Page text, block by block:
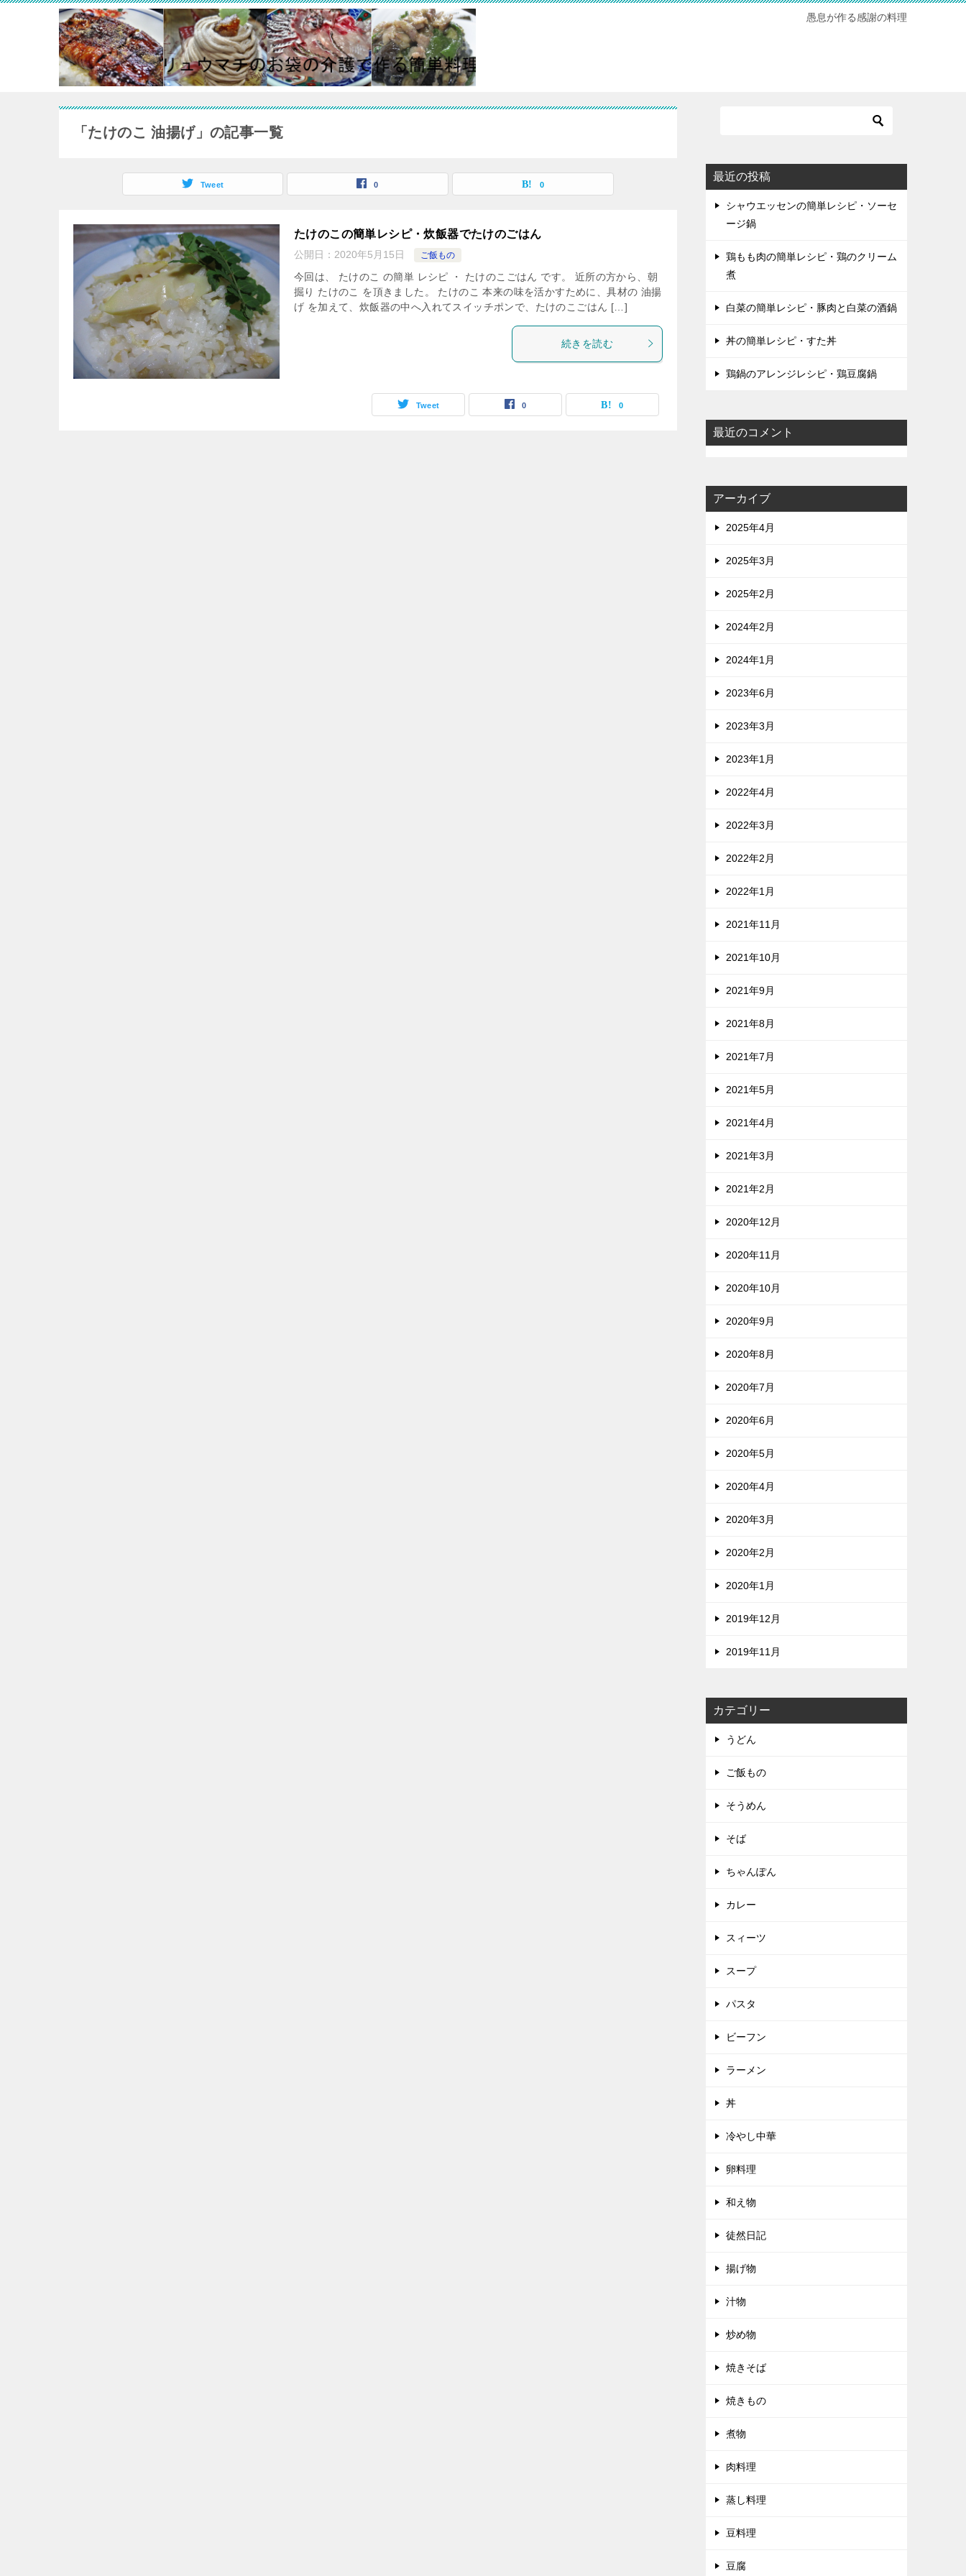
愚息が作る感謝の料理
「たけのこ 油揚げ」の記事一覧
Tweet 0 0
たけのこの簡単レシピ・炊飯器でたけのごはん
公開日： 2020年5月15日 ご飯もの
今回は、 たけのこ の簡単 レシピ ・ たけのこごはん です。 近所の方から、朝
掘り たけのこ を頂きました。 たけのこ 本来の味を活かすために、具材の 油揚
げ を加えて、炊飯器の中へ入れてスイッチポンで、たけのこごはん […]
続きを読む
Tweet 0 0
最近の投稿
シャウエッセンの簡単レシピ・ソーセ
ージ鍋
鶏もも肉の簡単レシピ・鶏のクリーム
煮
白菜の簡単レシピ・豚肉と白菜の酒鍋
丼の簡単レシピ・すた丼
鶏鍋のアレンジレシピ・鶏豆腐鍋
最近のコメント
アーカイブ
2025年4月
2025年3月
2025年2月
2024年2月
2024年1月
2023年6月
2023年3月
2023年1月
2022年4月
2022年3月
2022年2月
2022年1月
2021年11月
2021年10月
2021年9月
2021年8月
2021年7月
2021年5月
2021年4月
2021年3月
2021年2月
2020年12月
2020年11月
2020年10月
2020年9月
2020年8月
2020年7月
2020年6月
2020年5月
2020年4月
2020年3月
2020年2月
2020年1月
2019年12月
2019年11月
カテゴリー
うどん
ご飯もの
そうめん
そば
ちゃんぽん
カレー
スィーツ
スープ
パスタ
ビーフン
ラーメン
丼
冷やし中華
卵料理
和え物
徒然日記
揚げ物
汁物
炒め物
焼きそば
焼きもの
煮物
肉料理
蒸し料理
豆料理
豆腐